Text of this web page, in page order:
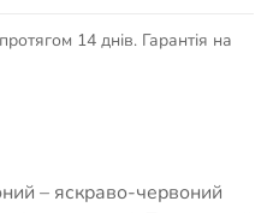
14 днів. Гарантія на
– яскраво-червоний